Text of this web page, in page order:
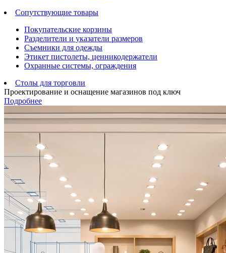
Сопутствующие товары
Покупательские корзины
Разделители и указатели размеров
Съемники для одежды
Этикет пистолеты, ценникодержатели
Охранные системы, ограждения
Столы для торговли
Проектирование и оснащение магазинов под ключ
Подробнее